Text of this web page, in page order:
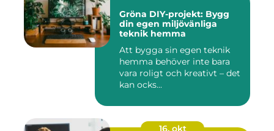
Gröna DIY-projekt: Bygg
din egen miljövänliga
teknik hemma
Att bygga sin egen teknik
hemma behöver inte bara
vara roligt och kreativt – det
kan ocks...
16. okt